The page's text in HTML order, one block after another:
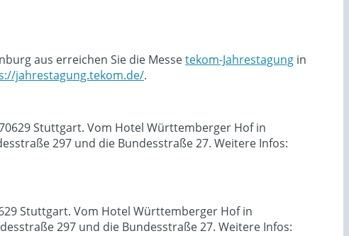
aus erreichen Sie die Messetekom-Jahrestagung in
jahrestagung.tekom.de/.
Stuttgart. Vom Hotel Württemberger Hof in
297 und die Bundesstraße 27. Weitere Infos:
Stuttgart. Vom Hotel Württemberger Hof in
297 und die Bundesstraße 27. Weitere Infos: